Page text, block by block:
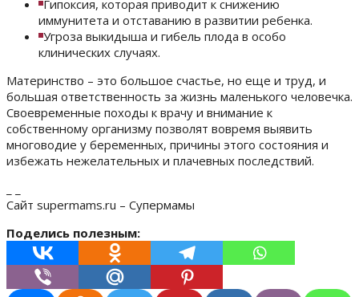
Гипоксия, которая приводит к снижению
иммунитета и отставанию в развитии ребенка.
Угроза выкидыша и гибель плода в особо
клинических случаях.
Материнство – это большое счастье, но еще и труд, и
большая ответственность за жизнь маленького человечка.
Своевременные походы к врачу и внимание к
собственному организму позволят вовремя выявить
многоводие у беременных, причины этого состояния и
избежать нежелательных и плачевных последствий.
Сайт supermams.ru – Супермамы
Поделись полезным: